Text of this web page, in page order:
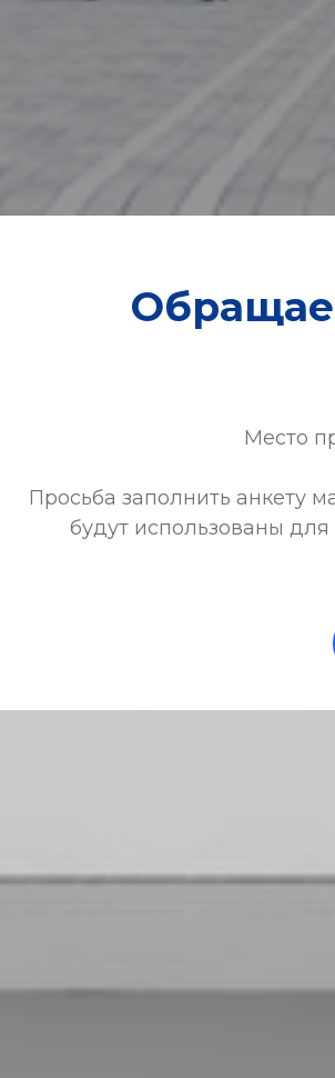
Место
Просьба заполнить анкету
будут использованы